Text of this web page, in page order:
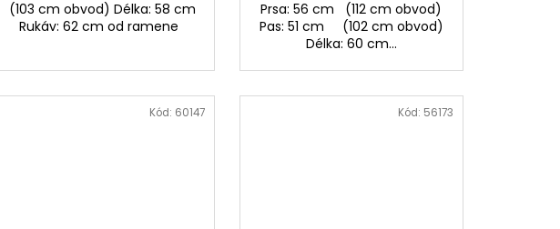
(103 cm obvod) Délka: 58 cm
Rukáv: 62 cm od ramene
Prsa: 56 cm (112 cm obvod)
Pas: 51 cm (102 cm obvod)
Délka: 60 cm...
Kód: 60147 Kód: 56173